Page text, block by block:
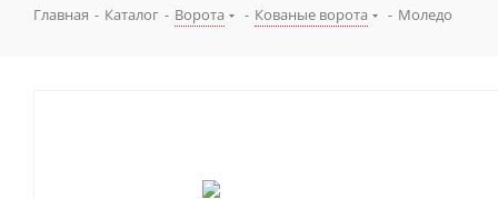
Главная - Каталог - Ворота - Кованые ворота - Моледо